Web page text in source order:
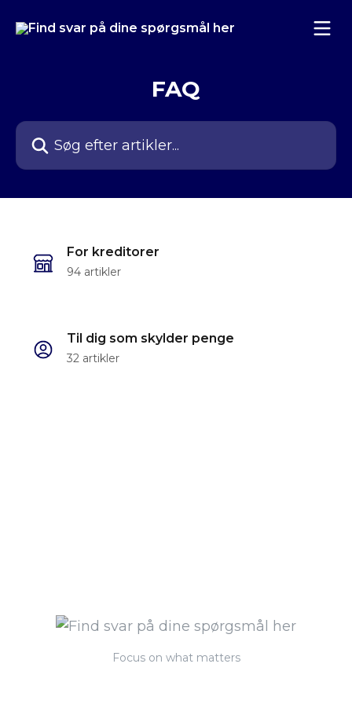
FAQ
Søg efter artikler...
For kreditorer
94 artikler
Til dig som skylder penge
32 artikler
Focus on what matters